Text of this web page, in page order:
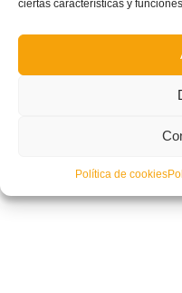
ciertas características y funciones.
Política de cookies